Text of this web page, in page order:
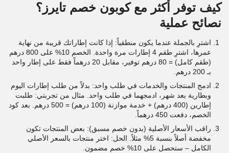
كيف توفر أكثر مع كوبون خصم تايرز؟
نصائح عملية
اشترِ بالجملة عندما يكون منطقياً: إذا كانت إطاراتك قريبة من نهاية
عمرها، اشترِ طقم 4 إطارات مرة واحدة. الخصم 10% على 800 درهم
(طقم كامل) = 80 درهم توفير، مقابل 20 درهماً فقط على إطار واحد
بـ 200 درهم.
ادمج المنتجات والخدمات في طلب واحد: بدلاً من طلب إطارات اليوم
وبطارية بعد شهر، ادمجهما في طلب واحد. مثال من تجربتي: طلبت
إطارين (400 درهم) + خدمة موازنة (100 درهم) = 500 درهم. بعد كود
الخصم، دفعت 450 درهماً.
راقب الأسعار الأصلية (بدون خصم مسبق): بعض المنتجات تكون
مخفضة أصلاً بنسبة 5% مثلاً. الحل: اختر منتجات بالسعر الأصلي
الكامل – ستحصل على 10% خصم مضمون.